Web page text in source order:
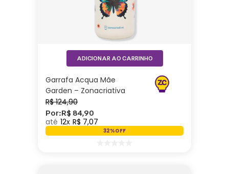
Garrafa Acqua Mãe
Garden – Zonacriativa
R$ 124,90
Por:R$ 84,90
12 R$ 7,07
32%OFF
ADICIONAR AO CARRINHO